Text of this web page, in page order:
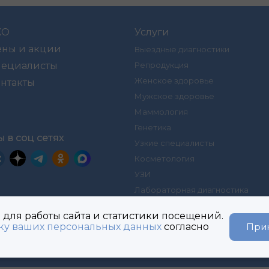
и акции
в соц сетях
Услуги
Выездные диагностики
Репродукция
Женское здоровье
Мужское здоровье
Маммология
Генетика
Узкие специалисты
Косметология
УЗИ
Лабораторная диагностика
о проведении
Размещенные данные носят
и не являются публичной
работы сайта и статистики посещений.
ваших персональных данных согласно